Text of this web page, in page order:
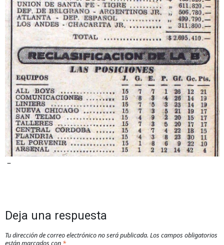
–
Deja una respuesta
Tu dirección de correo electrónico no será publicada. Los campos obligatorios
están marcados con *